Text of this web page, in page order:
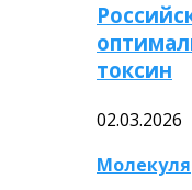
токсин
02.03.2026